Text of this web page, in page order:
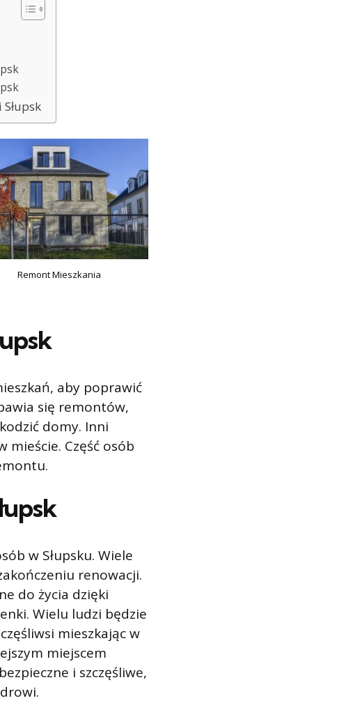
Remont Mieszkania
aby poprawić
się remontów,
domy. Inni
Część osób
w Słupsku. Wiele
renowacji.
do życia dzięki
Wielu ludzi będzie
mieszkając w
miejscem
i szczęśliwe,